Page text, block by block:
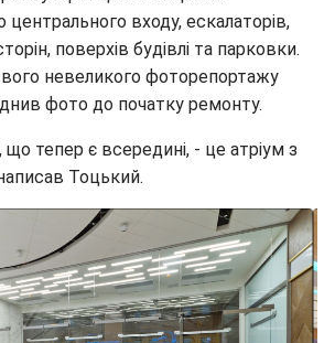
центрального входу, ескалаторів,
поверхів будівлі та парковки.
невеликого фоторепортажу
фото до початку ремонту.
що тепер є всередині, - це атріум з
Тоцький.